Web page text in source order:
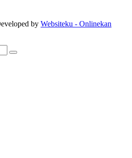
by Websiteku - Onlinekan